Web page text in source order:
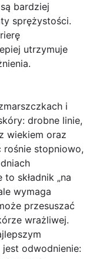
bardziej
sprężystości.
utrzymuje
i
drobne linie,
wiekiem oraz
rośnie stopniowo,
składnik „na
wymaga
przesuszać
wrażliwej.
odwodnienie: